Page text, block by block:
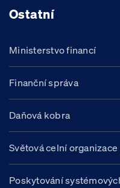
Ostatní
Ministerstvo financí
Finanční správa
Daňová kobra
Světová celní organizace
Poskytování